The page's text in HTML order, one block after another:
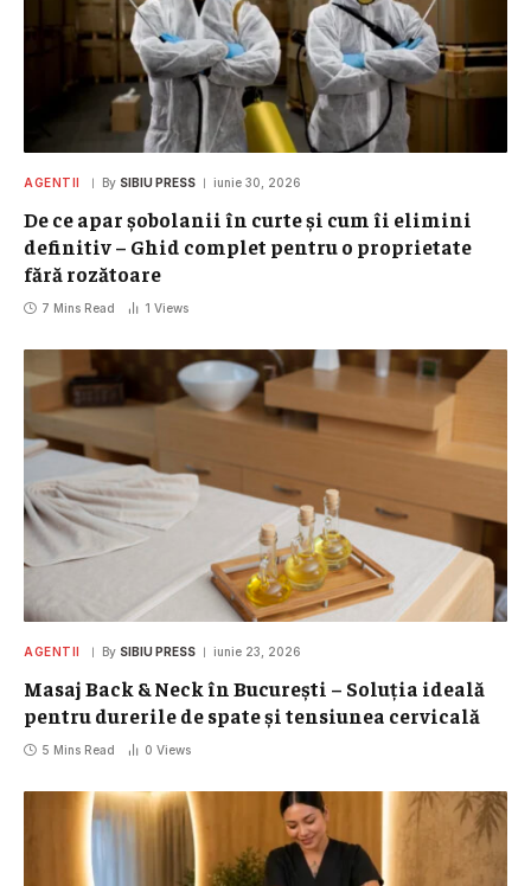
AGENTII By SIBIU PRESS iunie 30, 2026
De ce apar șobolanii în curte și cum îi elimini
definitiv – Ghid complet pentru o proprietate
fără rozătoare
7 Mins Read 1 Views
AGENTII By SIBIU PRESS iunie 23, 2026
Masaj Back & Neck în București – Soluția ideală
pentru durerile de spate și tensiunea cervicală
5 Mins Read 0 Views